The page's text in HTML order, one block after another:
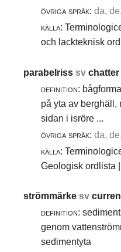
övriga språk: da,
källa:
och lackteknisk
parabelrisssvchatter
definition:
på yta av berghäll,
sidan i isröre ...
övriga språk: da,
källa:
Geologisk ordlista
strömmärkesv
definition:
genom
sedimentyta